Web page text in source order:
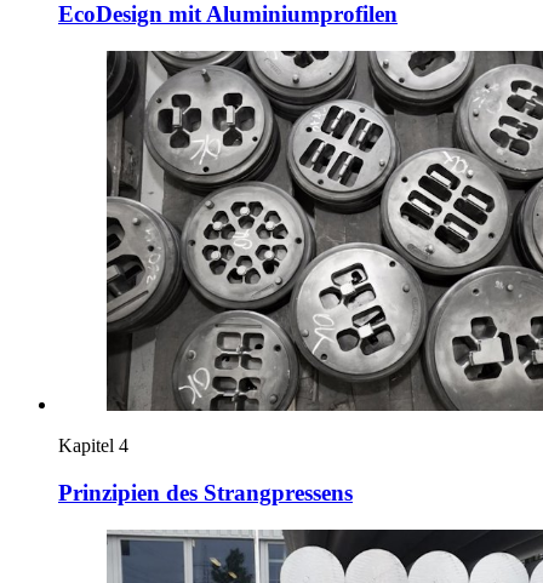
EcoDesign mit Aluminiumprofilen
Kapitel 4
Prinzipien des Strangpressens